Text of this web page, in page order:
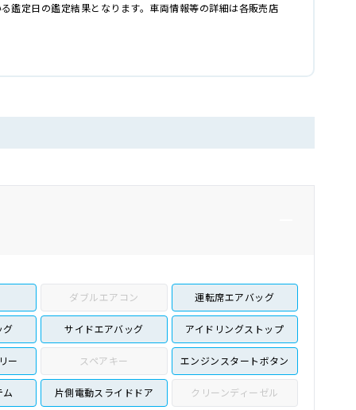
鑑定日の鑑定結果となります。車両情報等の詳細は各販売店
ダブルエアコン 運転席エアバッグ
グ サイドエアバッグ アイドリングストップ
ー スペアキー エンジンスタートボタン
ム 片側電動スライドドア クリーンディーゼル